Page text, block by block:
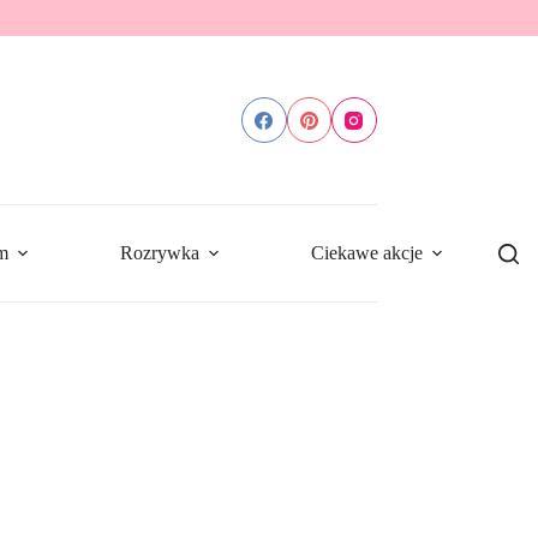
Rozrywka Ciekawe akcje